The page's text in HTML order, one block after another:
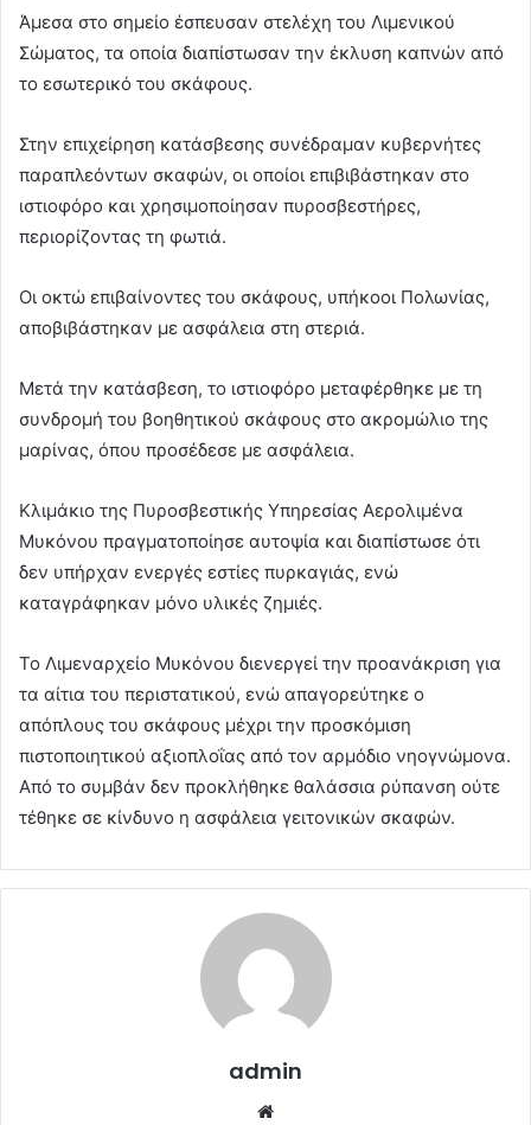
Άμεσα στο σημείο έσπευσαν στελέχη του Λιμενικού
Σώματος, τα οποία διαπίστωσαν την έκλυση καπνών από
το εσωτερικό του σκάφους.
Στην επιχείρηση κατάσβεσης συνέδραμαν κυβερνήτες
παραπλεόντων σκαφών, οι οποίοι επιβιβάστηκαν στο
ιστιοφόρο και χρησιμοποίησαν πυροσβεστήρες,
περιορίζοντας τη φωτιά.
Οι οκτώ επιβαίνοντες του σκάφους, υπήκοοι Πολωνίας,
αποβιβάστηκαν με ασφάλεια στη στεριά.
Μετά την κατάσβεση, το ιστιοφόρο μεταφέρθηκε με τη
συνδρομή του βοηθητικού σκάφους στο ακρομώλιο της
μαρίνας, όπου προσέδεσε με ασφάλεια.
Κλιμάκιο της Πυροσβεστικής Υπηρεσίας Αερολιμένα
Μυκόνου πραγματοποίησε αυτοψία και διαπίστωσε ότι
δεν υπήρχαν ενεργές εστίες πυρκαγιάς, ενώ
καταγράφηκαν μόνο υλικές ζημιές.
Το Λιμεναρχείο Μυκόνου διενεργεί την προανάκριση για
τα αίτια του περιστατικού, ενώ απαγορεύτηκε ο
απόπλους του σκάφους μέχρι την προσκόμιση
πιστοποιητικού αξιοπλοΐας από τον αρμόδιο νηογνώμονα.
Από το συμβάν δεν προκλήθηκε θαλάσσια ρύπανση ούτε
τέθηκε σε κίνδυνο η ασφάλεια γειτονικών σκαφών.
admin